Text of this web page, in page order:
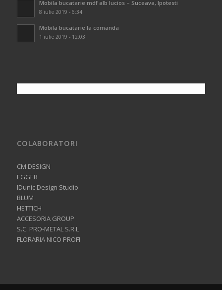
Mobila bucatarie mdf alb lucios – Suceava, Ipotesti
8 iulie 2019 - 6:34
Mobila bucatarie la comanda
1 iulie 2019 - 12:03
COLABORATORI
CM DESIGN
EGGER
IDunic Design Studio
BLUM
HETTICH
ACCESORIA GROUP
S.C. PRO-METAL S.R.L
FLORARIA NICO PROFI